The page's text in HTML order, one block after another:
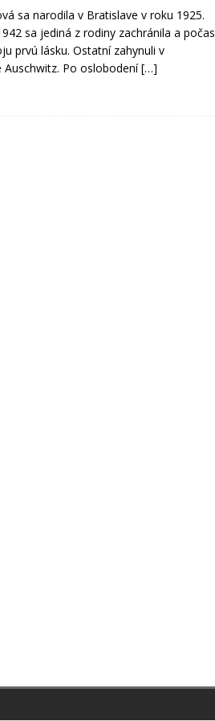
sa narodila v Bratislave v roku 1925.
sa jediná z rodiny zachránila a počas
prvú lásku. Ostatní zahynuli v
Po oslobodení[…]